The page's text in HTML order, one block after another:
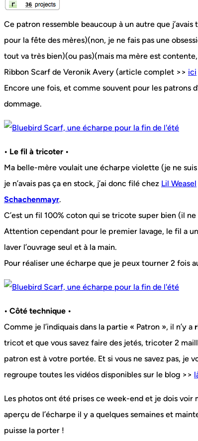
Ce patron ressemble beaucoup à un autre que
pour la fête des mères)(non, je ne fais pas une
tout va très bien)(ou pas)(mais ma mère est
Ribbon Scarf de Veronik Avery (article complet >> ici
Encore une fois, et comme souvent pour les patrons
dommage.
• Le fil à tricoter •
Ma belle-mère voulait une écharpe violette (je ne
je n’avais pas ça en stock, j’ai donc filé chez Lil Weasel
Schachenmayr.
C’est un fil 100% coton qui se tricote super bien (il
Attention cependant pour le premier lavage, le fil a
laver l’ouvrage seul et à la main.
Pour réaliser une écharpe que je peux tourner 2 fois
• Côté technique •
Comme je l’indiquais dans la partie « Patron », il n’y a
tricot et que vous savez faire des jetés, tricoter 2
patron est à votre portée. Et si vous ne savez pas, je
regroupe toutes les vidéos disponibles sur le blog >>
Les photos ont été prises ce week-end et je dois voir
aperçu de l’écharpe il y a quelques semaines et
puisse la porter !